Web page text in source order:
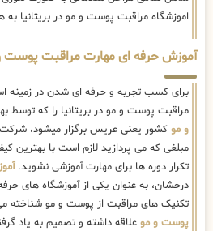
اموزشگاه مراقبت پوست و مو در بریتانیا
آموزش حرفه ای مهارت مراقبت پوست و
برای کسب تجربه و حرفه ای شدن در زمینه
مراقبت پوست و مو در بریتانیا را که توسط
و مو کشور یعنی عریس برگزار میشود، شرکت
مبلغی که می پردازید لازم است با بهترین
تکرار دوره ها برای مهارت آموزشی نشوید.
درخشان، به عنوان یکی از آموزشگاه های
تکنیک های مراقبت از پوست و مو شناخته
پوست و مو علاقه داشته و تصمیم به یاد